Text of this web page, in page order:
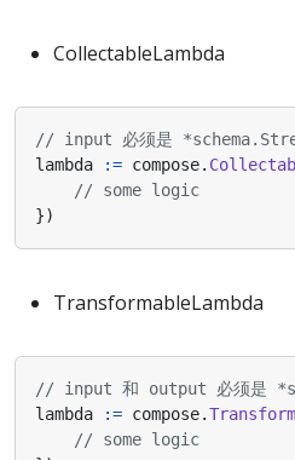
CollectableLambda
// input 必须是
lambda
:= compose.
// some logic
})
TransformableLambda
// input 和 output 必须是
lambda
:= compose.
// some logic